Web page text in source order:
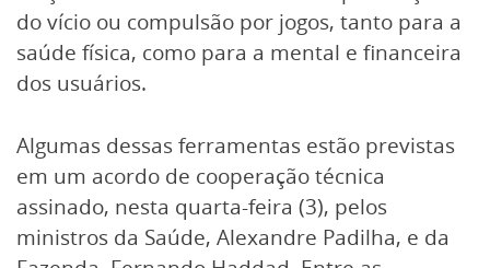
do vício ou compulsão por jogos, tanto para a
saúde física, como para a mental e financeira
dos usuários.
Algumas dessas ferramentas estão previstas
em um acordo de cooperação técnica
assinado, nesta quarta-feira (3), pelos
ministros da Saúde, Alexandre Padilha, e da